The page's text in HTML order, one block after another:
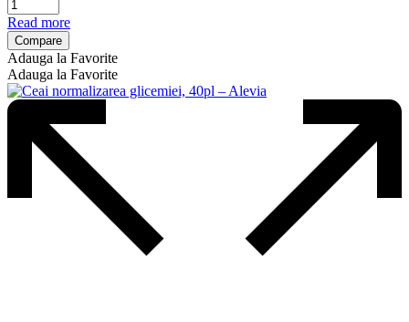
Read more
Compare
Adauga la Favorite
Adauga la Favorite